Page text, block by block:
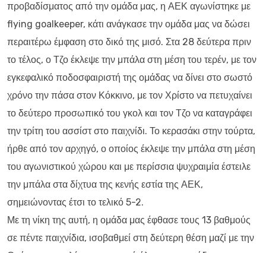
προβαδίσματος από την ομάδα μας, η ΑΕΚ αγωνίστηκε με
flying goalkeeper, κάτι ανάγκασε την ομάδα μας να δώσει
περαιτέρω έμφαση στο δικό της μισό. Στα 28 δεύτερα πριν
το τέλος, ο Τζο έκλεψε την μπάλα στη μέση του τερέν, με τον
εγκεφαλικό ποδοσφαιριστή της ομάδας να δίνει στο σωστό
χρόνο την πάσα στον Κόκκινο, με τον Χρίστο να πετυχαίνει
το δεύτερο προσωπικό του γκολ και τον Τζο να καταγράφει
την τρίτη του ασσίστ στο παιχνίδι. Το κερασάκι στην τούρτα,
ήρθε από τον αρχηγό, ο οποίος έκλεψε την μπάλα στη μέση
του αγωνιστικού χώρου και με περίσσια ψυχραιμία έστειλε
την μπάλα στα δίχτυα της κενής εστία της ΑΕΚ,
σημειώνοντας έτσι το τελικό 5-2.
Με τη νίκη της αυτή, η ομάδα μας έφθασε τους 13 βαθμούς
σε πέντε παιχνίδια, ισοβαθμεί στη δεύτερη θέση μαζί με την